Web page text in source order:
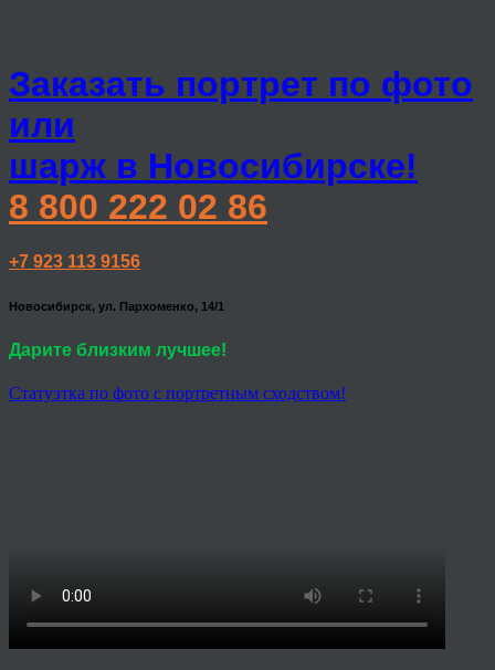
Заказать портрет по фото
или
шарж в Новосибирске!
8 800 222 02 86
+7 923 113 9156
Новосибирск, ул. Пархоменко, 14/1
Дарите близким лучшее!
Статуэтка по фото с портретным сходством!